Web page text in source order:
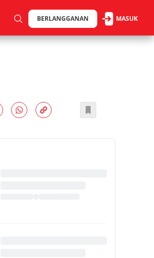
BERLANGGANAN MASUK